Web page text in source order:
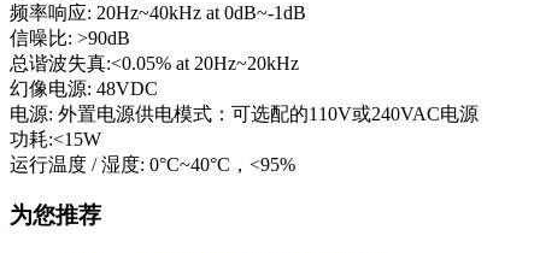
频率响应: 20Hz~40kHz at 0dB~-1dB
信噪比: >90dB
总谐波失真:<0.05% at 20Hz~20kHz
幻像电源: 48VDC
电源: 外置电源供电模式：可选配的110V或240VAC电源
功耗:<15W
运行温度 / 湿度: 0°C~40°C，<95%
为您推荐